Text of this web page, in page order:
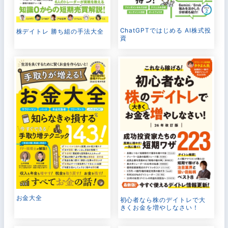
株デイトレ 勝ち組の手法大全
ChatGPTではじめる AI株式投
資
お金大全
初心者なら株のデイトレで大
きくお金を増やしなさい！